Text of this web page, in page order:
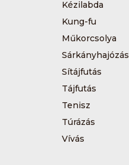
Kézilabda
Kung-fu
Műkorcsolya
Sárkányhajózás
Sítájfutás
Tájfutás
Tenisz
Túrázás
Vívás